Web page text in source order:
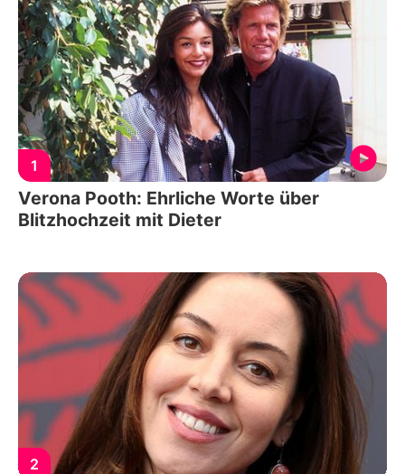
1
Verona Pooth: Ehrliche Worte über
Blitzhochzeit mit Dieter
2